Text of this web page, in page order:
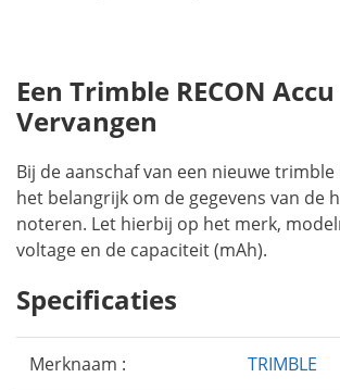
Een Trimble RECON Accu
Vervangen
Bij de aanschaf van een nieuwe trimble
het belangrijk om de gegevens van de
noteren. Let hierbij op het merk,
voltage en de capaciteit (mAh).
Specificaties
Merknaam : TRIMBLE